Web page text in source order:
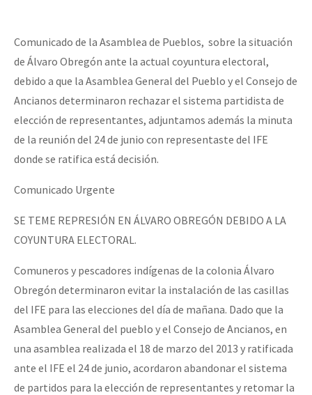
EZLN
La Sexta
AutonomÍa y Resistencia
Megaproyectos
Migración
Mujeres
Niñxs
ETIQUETAS
MULTIMEDIA
Fotorreportaje
Video
Otras secciones
Dia 1: Encontro “Guerra contra a Humanidade”
[CDMX – 20 julio] Jornadas globales por la libertad de Jesús
Se o México sabe, que o mundo saiba! Nossas lutas pela
[25 abr – CDMX] Tokín por el CNI: 30 años de Resistencia y
Comunicado de la Asamblea de Pueblos, sobre la situación
de Álvaro Obregón ante la actual coyuntura electoral,
debido a que la Asamblea General del Pueblo y el Consejo de
Ancianos determinaron rechazar el sistema partidista de
elección de representantes, adjuntamos además la minuta
de la reunión del 24 de junio con representaste del IFE
donde se ratifica está decisión.
Comunicado Urgente
SE TEME REPRESIÓN EN ÁLVARO OBREGÓN DEBIDO A LA
COYUNTURA ELECTORAL.
Comuneros y pescadores indígenas de la colonia Álvaro
Obregón determinaron evitar la instalación de las casillas
del IFE para las elecciones del día de mañana. Dado que la
Asamblea General del pueblo y el Consejo de Ancianos, en
una asamblea realizada el 18 de marzo del 2013 y ratificada
ante el IFE el 24 de junio, acordaron abandonar el sistema
de partidos para la elección de representantes y retomar la